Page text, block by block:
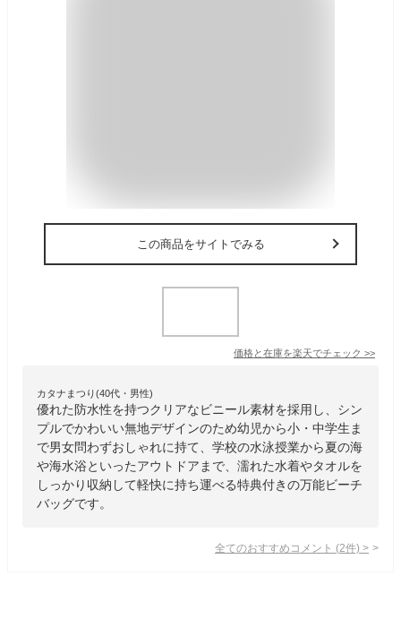
この商品をサイトでみる
価格と在庫を楽天でチェック >>
カタナまつり(40代・男性)
優れた防水性を持つクリアなビニール素材を採用し、シン
プルでかわいい無地デザインのため幼児から小・中学生ま
で男女問わずおしゃれに持て、学校の水泳授業から夏の海
や海水浴といったアウトドアまで、濡れた水着やタオルを
しっかり収納して軽快に持ち運べる特典付きの万能ビーチ
バッグです。
全てのおすすめコメント (2件) >